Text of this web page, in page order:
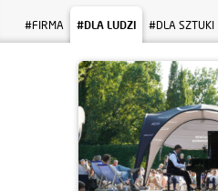
#FIRMA #DLA LUDZI #DLA SZTUKI